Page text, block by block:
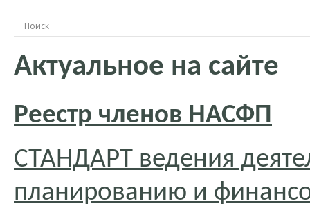
Актуальное на сайте
Реестр членов НАСФП
СТАНДАРТ ведения
планированию и